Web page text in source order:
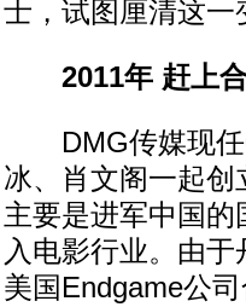
士，试图厘清这一
2011年 赶上
DMG传媒现任
冰、肖文阁一起
主要是进军中国
入电影行业。由
美国Endgame公